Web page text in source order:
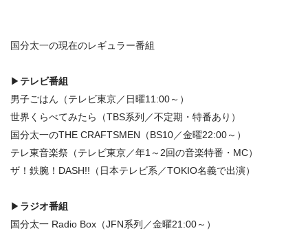
国分太一の現在のレギュラー番組
▶ テレビ番組
男子ごはん（テレビ東京／日曜11:00～）
世界くらべてみたら（TBS系列／不定期・特番あり）
国分太一のTHE CRAFTSMEN（BS10／金曜22:00～）
テレ東音楽祭（テレビ東京／年1～2回の音楽特番・MC）
ザ！鉄腕！DASH!!（日本テレビ系／TOKIO名義で出演）
▶ ラジオ番組
国分太一 Radio Box（JFN系列／金曜21:00～）